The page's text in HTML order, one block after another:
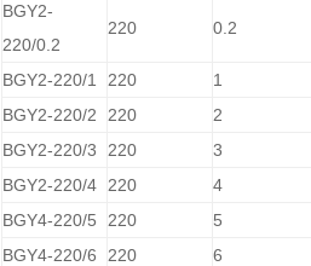
BGY2-
220/0.2
220 0.2
BGY2-220/1 220 1
BGY2-220/2
220 2
BGY2-220/3
220 3
BGY2-220/4
220 4
BGY4-220/5
220 5
BGY4-220/6
220 6